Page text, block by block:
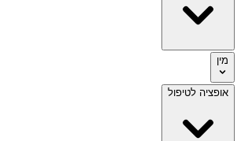
מין
אופציה לטיפול